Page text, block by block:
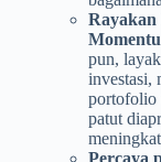
Rayakan
pun,
investasi,
portofolio
patut
Percaya